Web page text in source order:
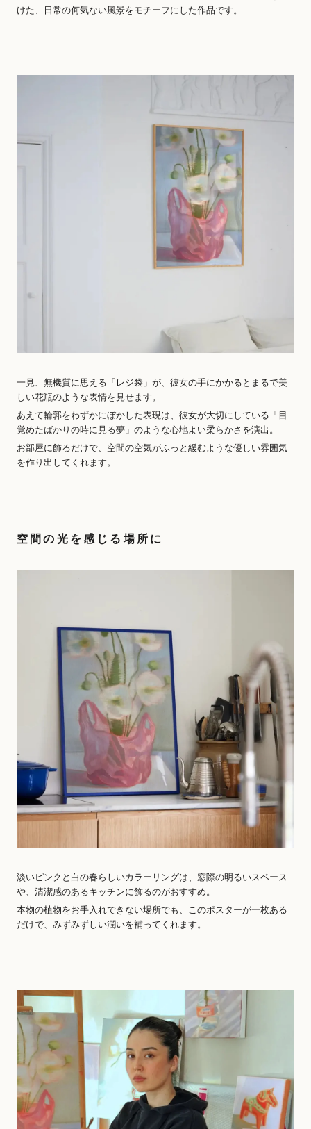
けた、日常の何気ない風景をモチーフにした作品です。
一見、無機質に思える「レジ袋」が、彼女の手にかかるとまるで美
しい花瓶のような表情を見せます。
あえて輪郭をわずかにぼかした表現は、彼女が大切にしている「目
覚めたばかりの時に見る夢」のような心地よい柔らかさを演出。
お部屋に飾るだけで、空間の空気がふっと緩むような優しい雰囲気
を作り出してくれます。
空間の光を感じる場所に
淡いピンクと白の春らしいカラーリングは、窓際の明るいスペース
や、清潔感のあるキッチンに飾るのがおすすめ。
本物の植物をお手入れできない場所でも、このポスターが一枚ある
だけで、みずみずしい潤いを補ってくれます。